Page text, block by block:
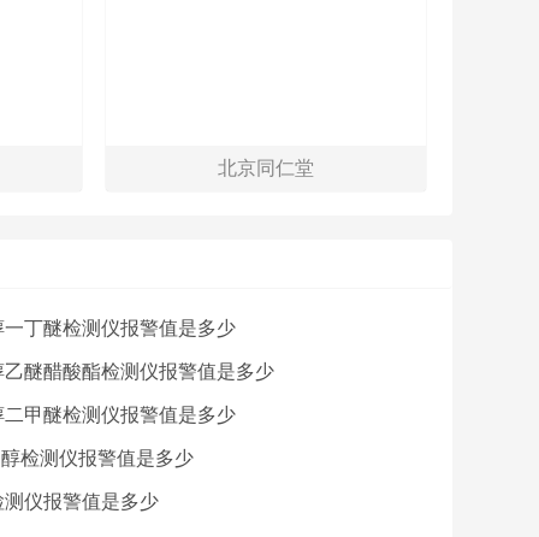
北京同仁堂
一丁醚检测仪报警值是多少
乙醚醋酸酯检测仪报警值是多少
二甲醚检测仪报警值是多少
检测仪报警值是多少
测仪报警值是多少